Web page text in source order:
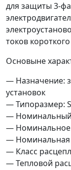
для защиты 3-
токов
Основыне
— Назначение:
установок
— Типоразмер:
— Номинальный
— Номинальное
— Номинальная
— Класс
— Тепловой